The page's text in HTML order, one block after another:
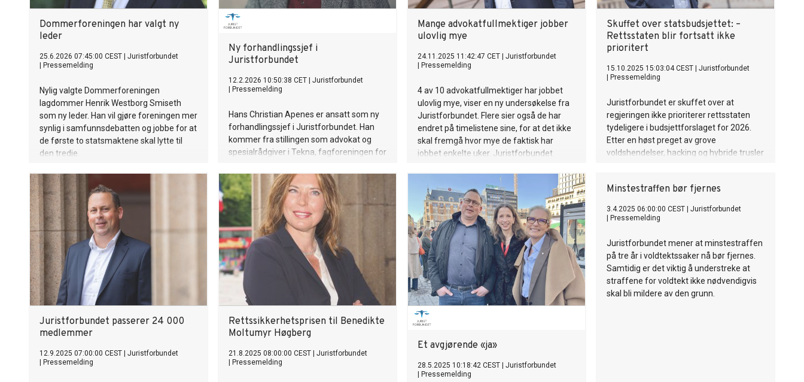
Dommerforeningen har valgt ny
leder
25.6.2026 07:45:00 CEST
Juristforbundet
Pressemelding
Nylig valgte Dommerforeningen
lagdommer Henrik Westborg Smiseth
som ny leder. Han vil gjøre foreningen mer
synlig i samfunnsdebatten og jobbe for at
de første to statsmaktene skal lytte til
den tredje.
Ny forhandlingssjef i
Juristforbundet
12.2.2026 10:50:38 CET
Juristforbundet
Pressemelding
Hans Christian Apenes er ansatt som ny
forhandlingssjef i Juristforbundet. Han
kommer fra stillingen som advokat og
spesialrådgiver i Tekna, fagforeningen for
mastergrad, der han har vært ansatt
siden 2013.
Mange advokatfullmektiger jobber
ulovlig mye
24.11.2025 11:42:47 CET
Juristforbundet
Pressemelding
4 av 10 advokatfullmektiger har jobbet
ulovlig mye, viser en ny undersøkelse fra
Juristforbundet. Flere sier også de har
endret på timelistene sine, for at det ikke
skal fremgå hvor mye de faktisk har
jobbet enkelte uker. Juristforbundet
Skuffet over statsbudsjettet: –
Rettsstaten blir fortsatt ikke
prioritert
15.10.2025 15:03:04 CEST
Juristforbundet
Pressemelding
Juristforbundet er skuffet over at
regjeringen ikke prioriterer rettsstaten
tydeligere i budsjettforslaget for 2026.
Etter en høst preget av grove
voldshendelser, hacking og hybride trusler
Juristforbundet passerer 24 000
medlemmer
12.9.2025 07:00:00 CEST
Juristforbundet
Pressemelding
Rettssikkerhetsprisen til Benedikte
Moltumyr Høgberg
21.8.2025 08:00:00 CEST
Juristforbundet
Pressemelding
Et avgjørende «ja»
28.5.2025 10:18:42 CEST
Juristforbundet
Pressemelding
Minstestraffen bør fjernes
3.4.2025 06:00:00 CEST
Juristforbundet
Pressemelding
Juristforbundet mener at minstestraffen
på tre år i voldtektssaker nå bør fjernes.
Samtidig er det viktig å understreke at
straffene for voldtekt ikke nødvendigvis
skal bli mildere av den grunn.